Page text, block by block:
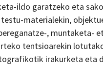
ildo garatzeko eta
materialekin,
, muntaketa-
tentsioarekin
irakurketa eta